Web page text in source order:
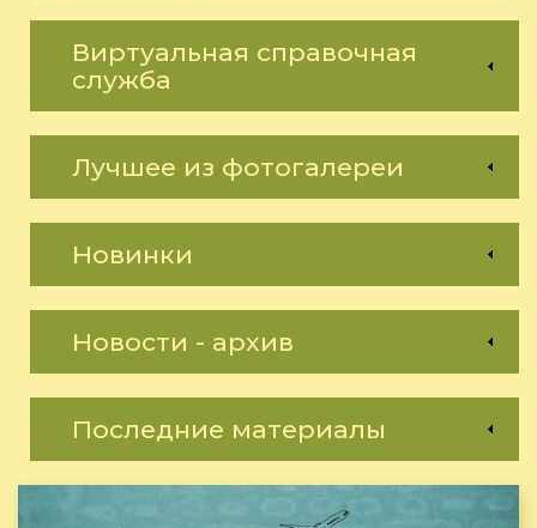
Виртуальная справочная
служба
Лучшее из фотогалереи
Новинки
Новости - архив
Последние материалы